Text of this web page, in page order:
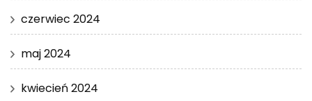
czerwiec 2024
maj 2024
kwiecień 2024